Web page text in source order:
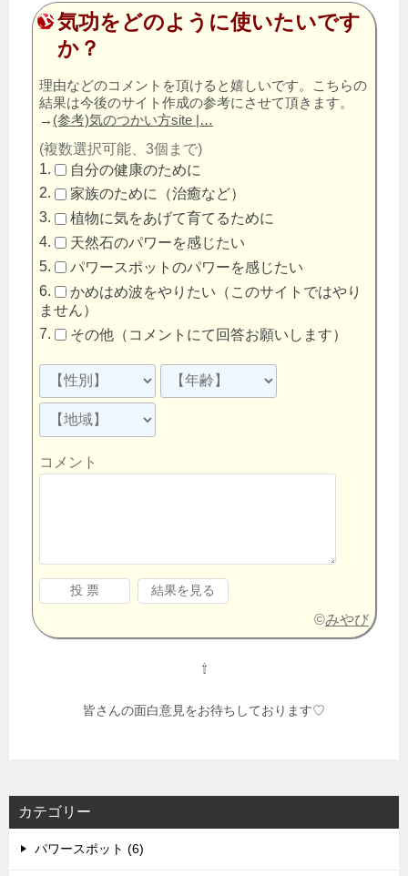
気功をどのように使いたいです
か？
理由などのコメントを頂けると嬉しいです。こちらの
結果は今後のサイト作成の参考にさせて頂きます。
→ (参考)気のつかい方site |…
(複数選択可能、3個まで)
自分の健康のために
家族のために（治癒など）
植物に気をあげて育てるために
天然石のパワーを感じたい
パワースポットのパワーを感じたい
かめはめ波をやりたい（このサイトではやり
ません）
その他（コメントにて回答お願いします）
コメント
©みやび
⇧
皆さんの面白意見をお待ちしております♡
カテゴリー
パワースポット (6)